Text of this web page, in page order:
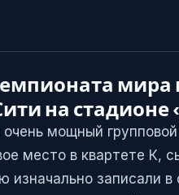
на стадионе
очень мощный
место в квартете К,
изначально записали